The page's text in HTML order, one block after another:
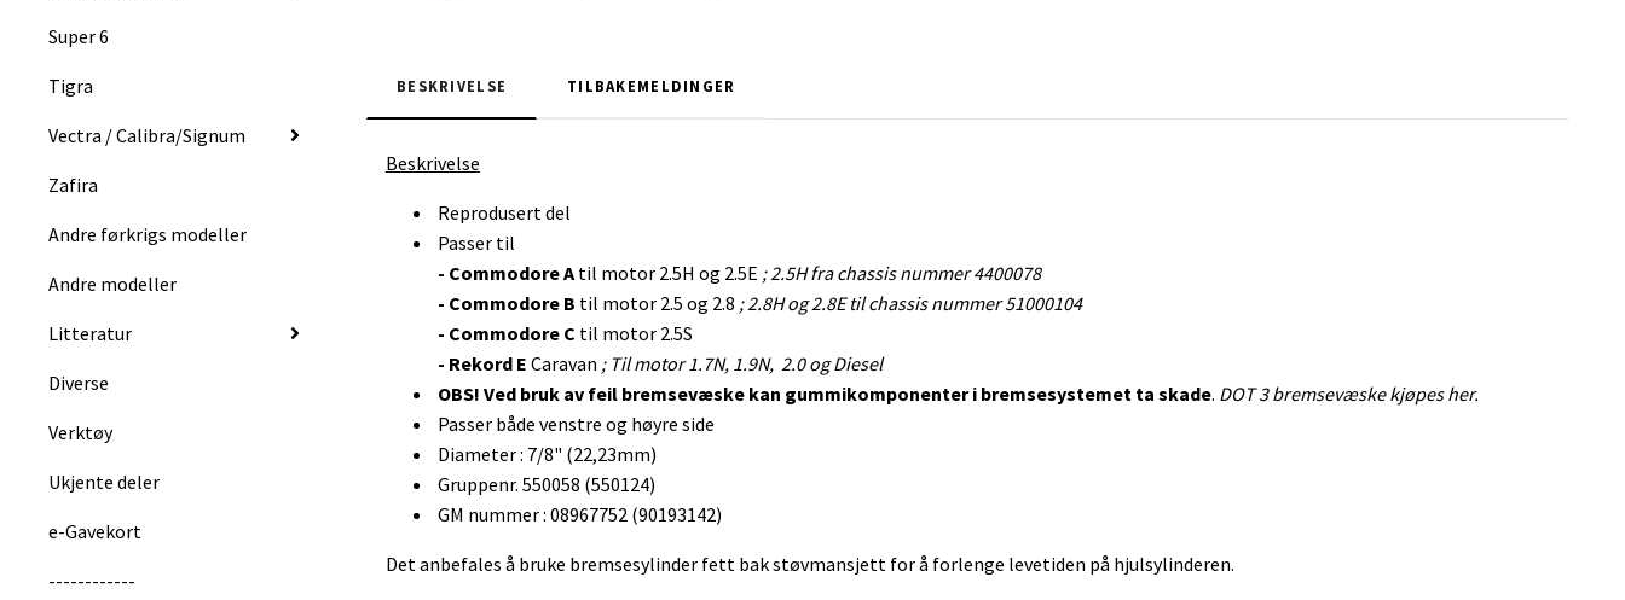
Super 6
Tigra
Vectra / Calibra/Signum
Zafira
Andre førkrigs modeller
Andre modeller
Litteratur
Diverse
Verktøy
Ukjente deler
e-Gavekort
------------
BESKRIVELSE TILBAKEMELDINGER
Beskrivelse
Reprodusert del
Passer til
- Commodore Atil motor 2.5H og 2.5E ; 2.5H fra chassis nummer 4400078
- Commodore B til motor 2.5 og 2.8 ; 2.8H og 2.8E til chassis nummer 51000104
- Commodore C til motor 2.5S
- Rekord E Caravan ; Til motor 1.7N, 1.9N, 2.0 og Diesel
OBS! Ved bruk av feil bremsevæske kan gummikomponenter i bremsesystemet ta skade. DOT 3 bremsevæske kjøpes her.
Passer både venstre og høyre side
Diameter : 7/8" (22,23mm)
Gruppenr. 550058 (550124)
GM nummer : 08967752 (90193142)
Det anbefales å bruke bremsesylinder fett bak støvmansjett for å forlenge levetiden på hjulsylinderen.